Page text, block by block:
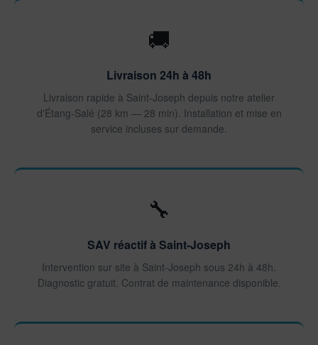
🚚
Livraison 24h à 48h
Livraison rapide à Saint-Joseph depuis notre atelier
d'Étang-Salé (28 km — 28 min). Installation et mise en
service incluses sur demande.
🔧
SAV réactif à Saint-Joseph
Intervention sur site à Saint-Joseph sous 24h à 48h.
Diagnostic gratuit. Contrat de maintenance disponible.